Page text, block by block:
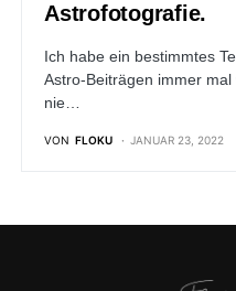
Astrofotografie.
Ich habe ein bestimmtes
Astro-Beiträgen immer
nie…
VON FLOKU JANUAR 23, 2022